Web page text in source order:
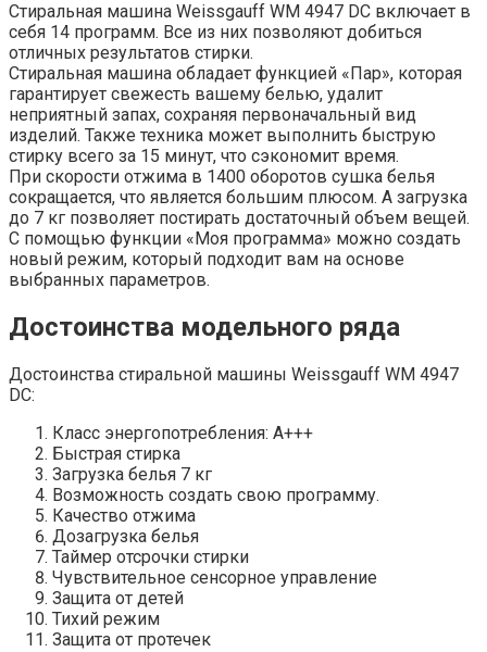
Стиральная машина Weissgauff WM 4947 DC включает в
себя 14 программ. Все из них позволяют добиться
отличных результатов стирки.
Стиральная машина обладает функцией «Пар», которая
гарантирует свежесть вашему белью, удалит
неприятный запах, сохраняя первоначальный вид
изделий. Также техника может выполнить быструю
стирку всего за 15 минут, что сэкономит время.
При скорости отжима в 1400 оборотов сушка белья
сокращается, что является большим плюсом. А загрузка
до 7 кг позволяет постирать достаточный объем вещей.
С помощью функции «Моя программа» можно создать
новый режим, который подходит вам на основе
выбранных параметров.
Достоинства модельного ряда
Достоинства стиральной машины Weissgauff WM 4947
DC:
Класс энергопотребления: A+++
Быстрая стирка
Загрузка белья 7 кг
Возможность создать свою программу.
Качество отжима
Дозагрузка белья
Таймер отсрочки стирки
Чувствительное сенсорное управление
Защита от детей
Тихий режим
Защита от протечек